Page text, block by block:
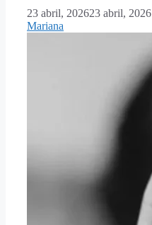
23 abril, 202623 abril, 2026
Mariana